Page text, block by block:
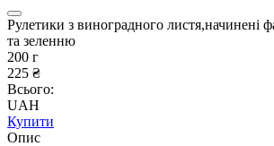
Рулетики з виноградного листя,начинені
та зеленню
200 г
225 ₴
Всього:
UAH
Купити
Опис